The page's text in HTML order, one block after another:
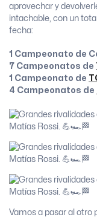
aprovechar y
intachable, con un
fecha:
1 Campeonato de
7 Campeonatos de
1 Campeonato de
4 Campeonatos de
Vamos a pasar al otro